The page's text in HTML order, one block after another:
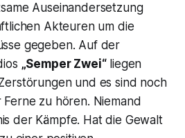
Auseinandersetzung
Akteuren um die
gegeben. Auf der
„Semper Zwei“liegen
und es sind noch
Ferne zu hören. Niemand
der Kämpfe. Hat die Gewalt